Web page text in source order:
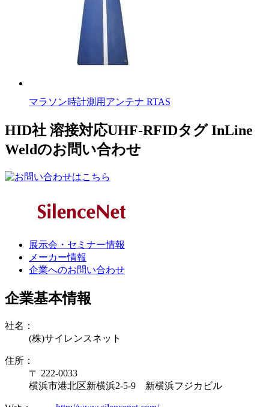
マラソン時計測用アンテナ RTAS
HID社 溶接対応UHF-RFIDタグ InLine
Weldのお問い合わせ
展示会・セミナー情報
メーカー情報
企業へのお問い合わせ
企業基本情報
社名：
(株)サイレンスネット
住所：
〒 222-0033
横浜市港北区新横浜2-5-9 新横浜フジカビル